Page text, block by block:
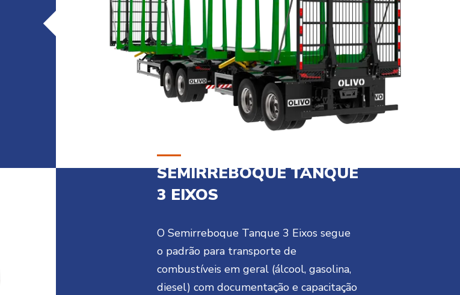
SEMIRREBOQUE TANQUE
3 EIXOS
O Semirreboque Tanque 3 Eixos segue
o padrão para transporte de
combustíveis em geral (álcool, gasolina,
diesel) com documentação e capacitação